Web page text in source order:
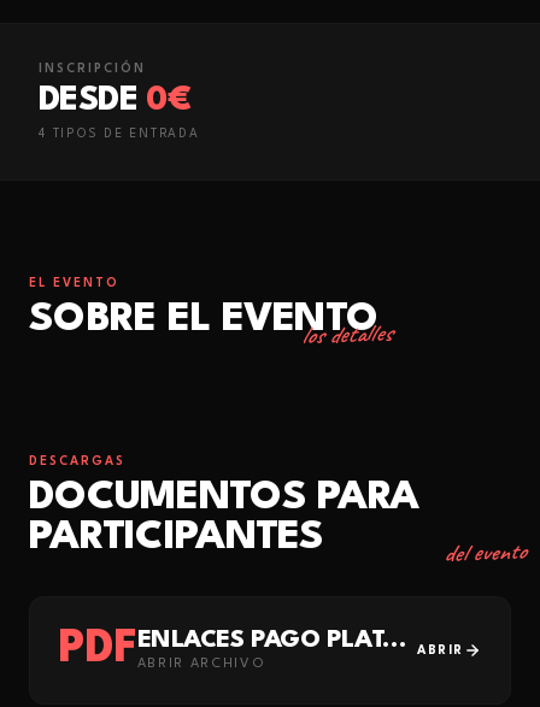
INSCRIPCIÓN
DESDE 0€
4 TIPO S DE ENTRADA
EL EVENTO
SOBRE EL EVENTO
los detalles
DESCARGAS
DOCUMENTOS PARA
PARTICIPANTES
del evento
PDF ENLACES PAGO PLATAFORMA GUIA DE ISORA AYTO
ABRIR ARCHIVO
ABRIR